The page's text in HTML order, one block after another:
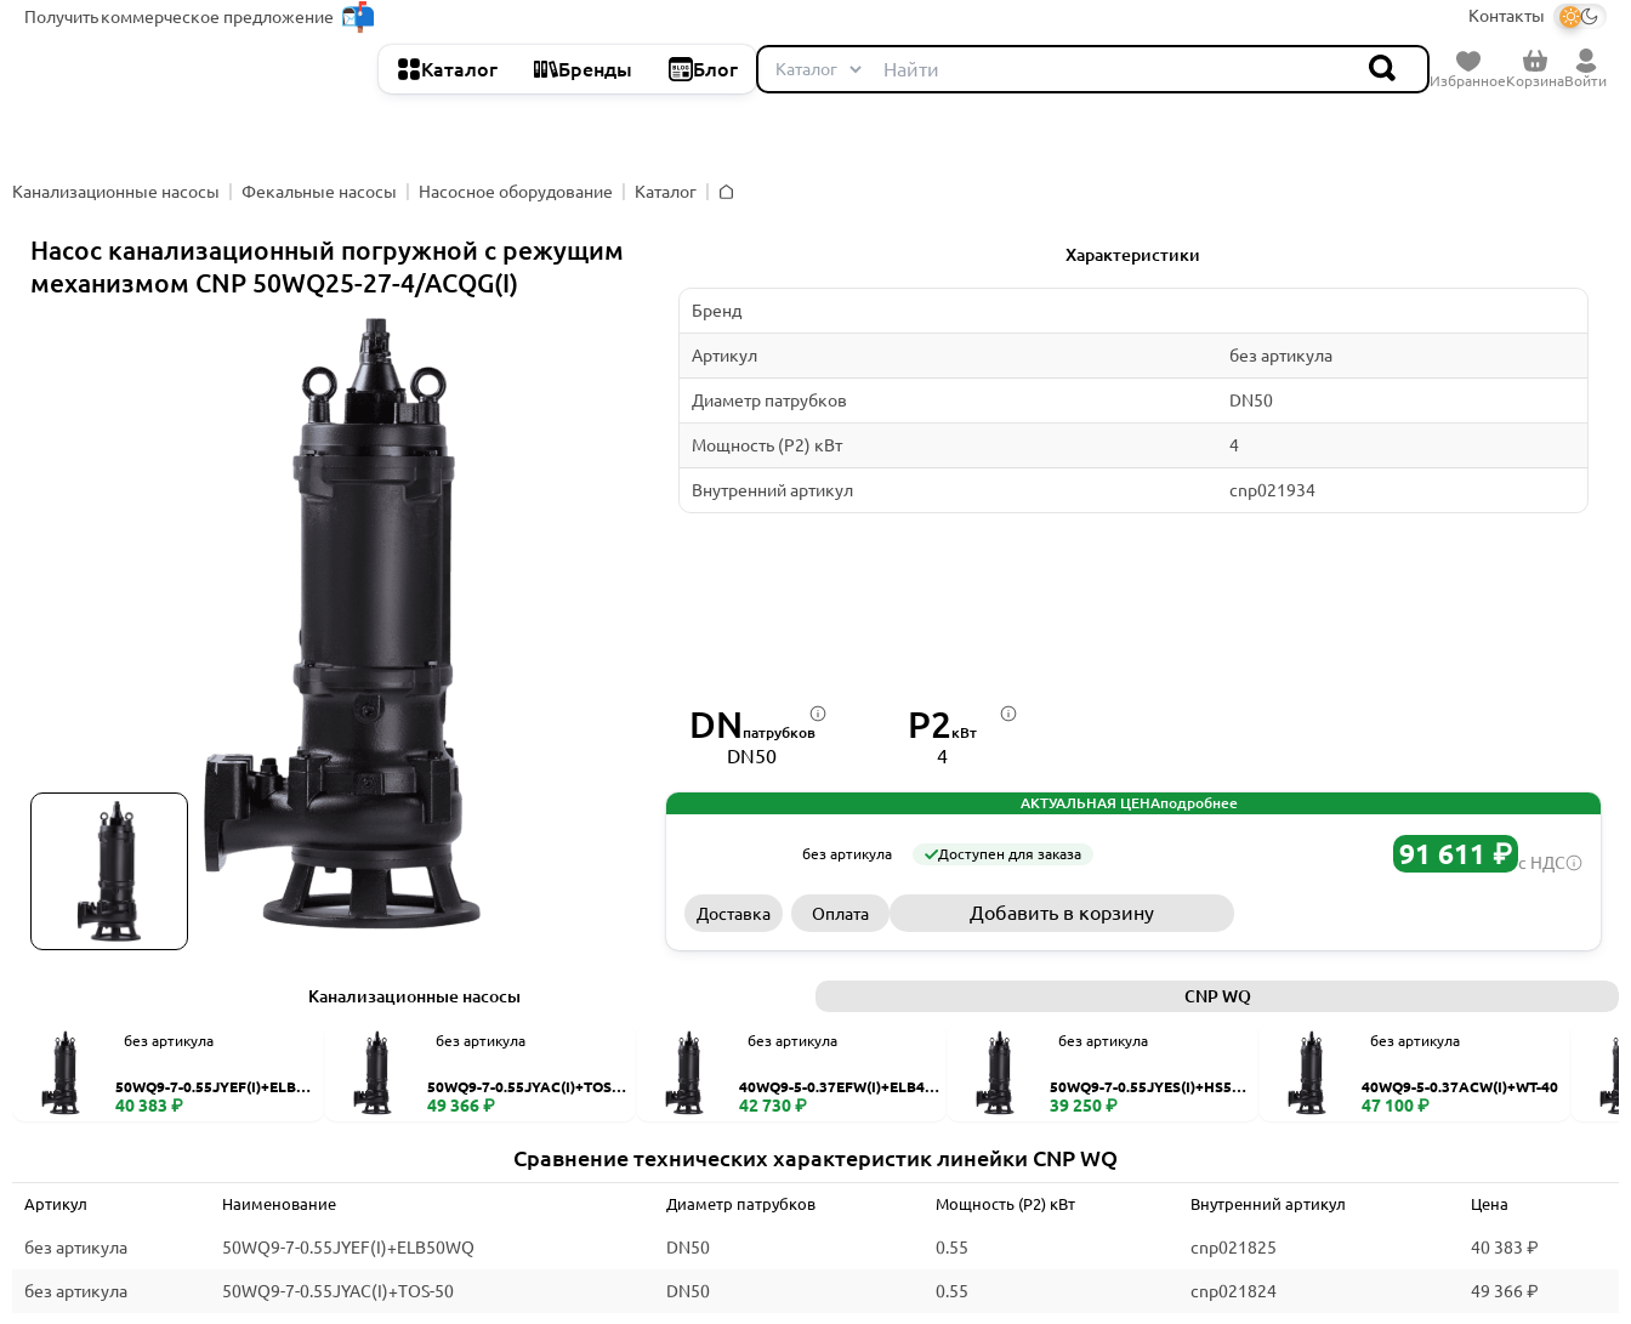
Получитькоммерческое предложение Контакты
Каталог Бренды Блог
ИзбранноеКорзинаВойти
Канализационные насосы Фекальные насосы Насосное оборудование
Каталог
Насос канализационный погружной с режущим
механизмом CNP 50WQ25-27-4/ACQG(I)
Характеристики
Бренд
Артикул без артикула
Диаметр патрубков DN50
Мощность (P2) кВт 4
Внутренний артикул cnp021934
DN патрубков
DN50
P2кВт
4
АКТУАЛЬНАЯ ЦЕНАподробнее
без артикула Доступен для заказа 91 611 ₽ с НДС
Доставка Оплата Добавить в корзину
Канализационные насосы CNP WQ
без артикула
50WQ9-7-0.55JYEF(I)+ELB50
WQ
40 383 ₽
без артикула
50WQ9-7-0.55JYAC(I)+TOS-5
0
49 366 ₽
без артикула
40WQ9-5-0.37EFW(I)+ELB40
WQ
42 730 ₽
без артикула
50WQ9-7-0.55JYES(I)+HS50
WQ
39 250 ₽
без артикула
40WQ9-5-0.37ACW(I)+WT-40
47 100 ₽
Сравнение технических характеристик линейки CNP WQ
Артикул Наименование Диаметр патрубков Мощность (P2) кВт Внутренний артикул Цена
без артикула 50WQ9-7-0.55JYEF(I)+ELB50WQ DN50 0.55 cnp021825 40 383 ₽
без артикула 50WQ9-7-0.55JYAC(I)+TOS-50 DN50 0.55 cnp021824 49 366 ₽